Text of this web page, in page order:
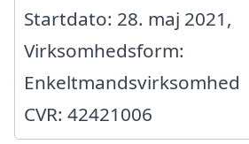
Startdato: 28. maj 2021,
Virksomhedsform:
Enkeltmandsvirksomhed
CVR: 42421006